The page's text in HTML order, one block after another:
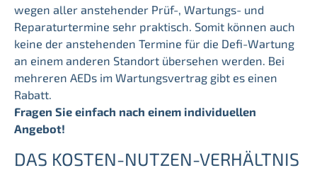
wegen aller anstehender Prüf-, Wartungs- und
Reparaturtermine sehr praktisch. Somit können auch
keine der anstehenden Termine für die Defi-Wartung
an einem anderen Standort übersehen werden. Bei
mehreren AEDs im Wartungsvertrag gibt es einen
Rabatt.
Fragen Sie einfach nach einem individuellen
Angebot!
DAS KOSTEN-NUTZEN-VERHÄLTNIS